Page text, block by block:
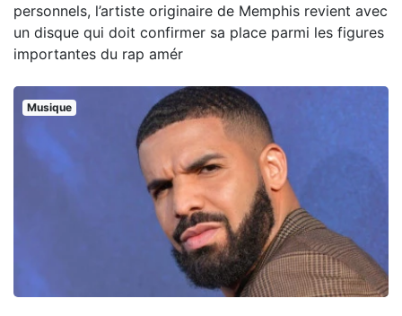
personnels, l’artiste originaire de Memphis revient avec
un disque qui doit confirmer sa place parmi les figures
importantes du rap amér
Musique